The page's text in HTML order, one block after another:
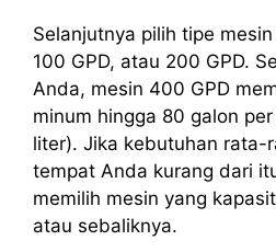
Selanjutnya pilih tipe
100 GPD, atau 200 GPD.
Anda, mesin 400 GPD
minum hingga 80 galon
liter). Jika kebutuhan rata-
tempat Anda kurang dari
memilih mesin yang
atau sebaliknya.